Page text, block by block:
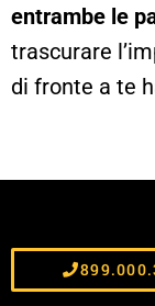
entrambe le
trascurare
di fronte a te